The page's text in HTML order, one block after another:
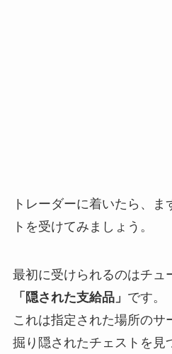
トレーダーに着いたら、
ま
トを受けてみましょう。
最初に受けられるのはチュ
「隠された支給品」 です。
これは指定された場所のサ
掘り隠されたチェストを見